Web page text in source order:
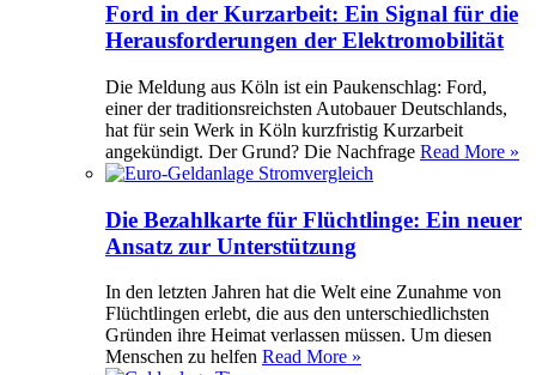
Ford in der Kurzarbeit: Ein Signal für die
Herausforderungen der Elektromobilität
Die Meldung aus Köln ist ein Paukenschlag: Ford,
einer der traditionsreichsten Autobauer Deutschlands,
hat für sein Werk in Köln kurzfristig Kurzarbeit
angekündigt. Der Grund? Die Nachfrage Read More »
Die Bezahlkarte für Flüchtlinge: Ein neuer
Ansatz zur Unterstützung
In den letzten Jahren hat die Welt eine Zunahme von
Flüchtlingen erlebt, die aus den unterschiedlichsten
Gründen ihre Heimat verlassen müssen. Um diesen
Menschen zu helfen Read More »